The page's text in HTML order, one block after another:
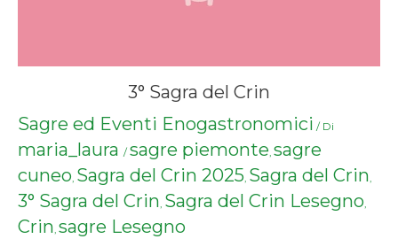
3° Sagra del Crin
Sagre ed Eventi Enogastronomici / Di
maria_laura / sagre piemonte, sagre
cuneo, Sagra del Crin 2025, Sagra del Crin,
3° Sagra del Crin, Sagra del Crin Lesegno,
Crin, sagre Lesegno